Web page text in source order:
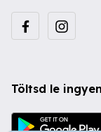
Töltsd le